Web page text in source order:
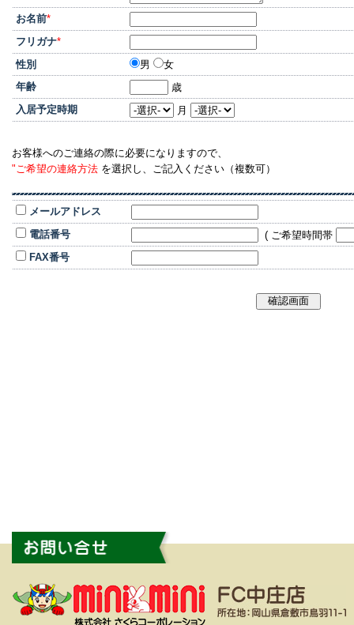
お名前*
フリガナ*
性別
男
女
年齢
歳
入居予定時期
月
お客様へのご連絡の際に必要になりますので、
"ご希望の連絡方法 を選択し、ご記入ください（複数可）
メールアドレス
電話番号
( ご希望時間帯
FAX番号